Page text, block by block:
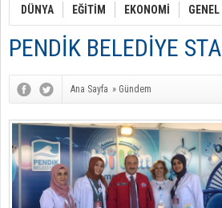
DÜNYA EĞİTİM EKONOMİ GENEL
PENDİK BELEDİYE
Ana Sayfa » Gündem